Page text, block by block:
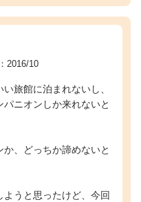
2016/10
旅館に泊まれないし、
ニオンしか来れないと
、どっちか諦めないと
うと思ったけど、今回